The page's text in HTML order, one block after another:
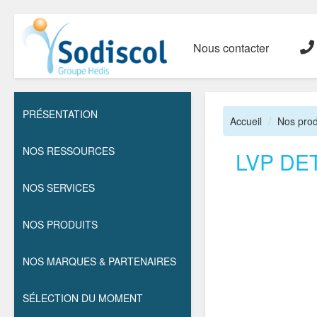
Nous contacter
PRÉSENTATION
NOS RESSOURCES
NOS SERVICES
NOS PRODUITS
NOS MARQUES & PARTENAIRES
SÉLECTION DU MOMENT
Accueil Nos
LVP